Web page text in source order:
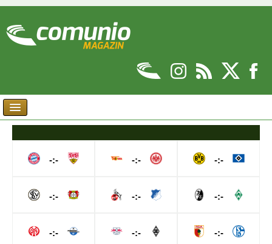
-:-
-:-
-:-
-:-
-:-
-:-
-:-
-:-
-:-